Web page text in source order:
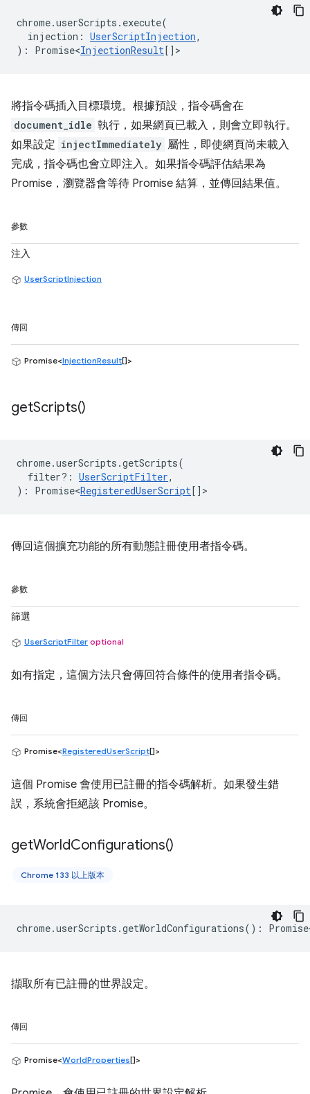
chrome.userScripts . execute(
injection : UserScriptInjection,
) : Promise<InjectionResult [] >
將指令碼插入目標環境。根據預設，指令碼會在
document_idle 執行，如果網頁已載入，則會立即執行。
如果設定 injectImmediately 屬性，即使網頁尚未載入
完成，指令碼也會立即注入。如果指令碼評估結果為
Promise，瀏覽器會等待 Promise 結算，並傳回結果值。
參數
注入
UserScriptInjection
傳回
Promise<InjectionResult[]>
getScripts()
chrome.userScripts .getScripts(
filter? : UserScriptFilter,
) : Promise<RegisteredUserScript [] >
傳回這個擴充功能的所有動態註冊使用者指令碼。
參數
篩選
UserScriptFilter optional
如有指定，這個方法只會傳回符合條件的使用者指令碼。
傳回
Promise<RegisteredUserScript[]>
這個 Promise 會使用已註冊的指令碼解析。如果發生錯
誤，系統會拒絕該 Promise。
getWorldConfigurations()
Chrome 133 以上版本
chrome.userScripts .getWorldConfigurations() :
擷取所有已註冊的世界設定。
傳回
Promise<WorldProperties[]>